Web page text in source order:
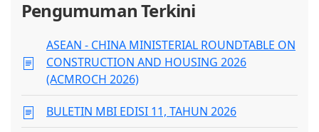
Pengumuman Terkini
ASEAN - CHINA MINISTERIAL ROUNDTABLE ON
CONSTRUCTION AND HOUSING 2026
(ACMROCH 2026)
BULETIN MBI EDISI 11, TAHUN 2026